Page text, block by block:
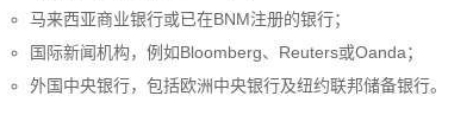
马来西亚商业银行或已在BNM注册的银行；
国际新闻机构，例如Bloomberg、Reuters或Oanda；
外国中央银行，包括欧洲中央银行及纽约联邦储备银行。